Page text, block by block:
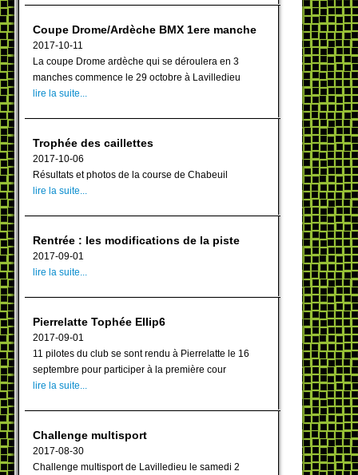
Coupe Drome/Ardèche BMX 1ere manche
2017-10-11
La coupe Drome ardèche qui se déroulera en 3
manches commence le 29 octobre à Lavilledieu
lire la suite...
Trophée des caillettes
2017-10-06
Résultats et photos de la course de Chabeuil
lire la suite...
Rentrée : les modifications de la piste
2017-09-01
lire la suite...
Pierrelatte Tophée Ellip6
2017-09-01
11 pilotes du club se sont rendu à Pierrelatte le 16
septembre pour participer à la première cour
lire la suite...
Challenge multisport
2017-08-30
Challenge multisport de Lavilledieu le samedi 2